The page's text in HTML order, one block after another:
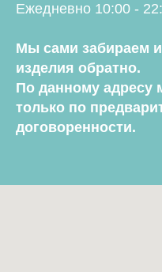
Ежедневно 10:00 -
Мы сами забираем
изделия обратно.
По данному адресу
только по
договоренности.